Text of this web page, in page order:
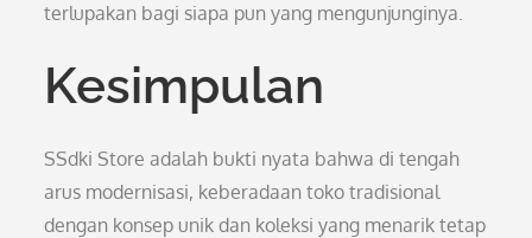
terlupakan bagi siapa pun yang mengunjunginya.
Kesimpulan
SSdki Store adalah bukti nyata bahwa di tengah
arus modernisasi, keberadaan toko tradisional
dengan konsep unik dan koleksi yang menarik tetap